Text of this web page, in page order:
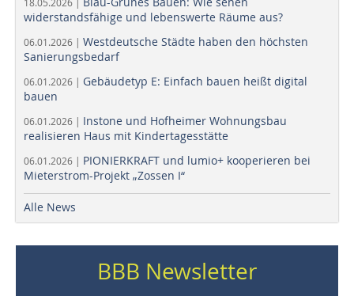
widerstandsfähige und lebenswerte Räume aus?
06.01.2026 | Westdeutsche Städte haben den höchsten
Sanierungsbedarf
06.01.2026 | Gebäudetyp E: Einfach bauen heißt digital
bauen
06.01.2026 | Instone und Hofheimer Wohnungsbau
realisieren Haus mit Kindertagesstätte
06.01.2026 | PIONIERKRAFT und lumio+ kooperieren bei
Mieterstrom-Projekt „Zossen I“
Alle News
BBB Newsletter